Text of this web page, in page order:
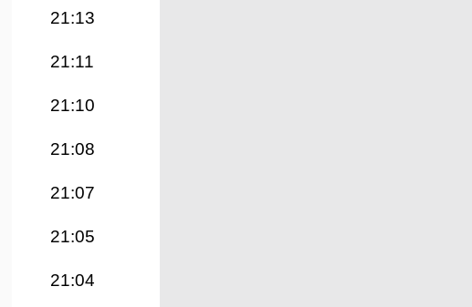
21:13
21:11
21:10
21:08
21:07
21:05
21:04